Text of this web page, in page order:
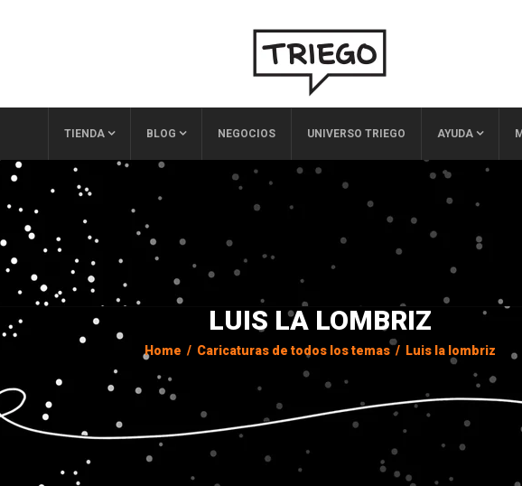
TIENDA BLOG NEGOCIOS UNIVERSO TRIEGO AYUDA
LUIS LA LOMBRIZ
Home / Caricaturas de todos los temas / Luis la lombriz